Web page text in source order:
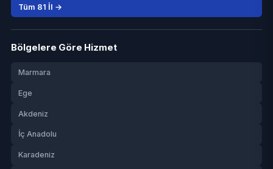
Tüm 81 İl →
Bölgelere Göre Hizmet
Marmara
Ege
Akdeniz
İç Anadolu
Karadeniz